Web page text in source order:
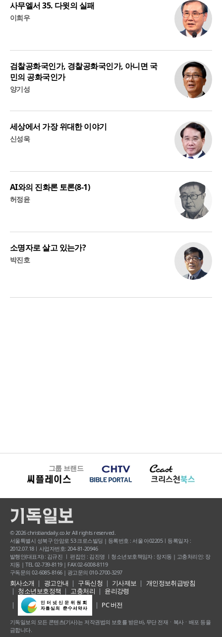
사무엘서 35. 다윗의 실패
이희우
검찰공화국인가, 경찰공화국인가, 아니면 국
민의 공화국인가
양기성
세상에서 가장 위대한 이야기
신성욱
AI와의 진화론 토론(8-1)
허정윤
소명자로 살고 있는가?
박진호
그룹 브랜드
© 2026 christiandaily.co.kr All rights reserved.
서울특별시 성북구 안암로 53 크로스빌딩 | 등록번호 : 서울 아02205ㅣ등록일자 :
2012.07.18ㅣ사업자번호: 204-81-20946
발행인(대표자) : 김규진 ㅣ 편집인 : 김진영 ㅣ청소년보호책임자 : 장지동 | 고충처리인: 장
지동 | TEL 02-739-8119 | FAX 02-6008-8119
구독문의 02-6085-8166 | 광고문의 010-2700-3297
회사소개 광고안내 구독신청 기사제보
개인정보취급방침
청소년보호정책
고충처리
윤리강령
PC 버전
기독일보의 모든 콘텐츠(기사) 는 저작권법의 보호를 받은바, 무단 전재ㆍ복사ㆍ배포 등을
금합니다.